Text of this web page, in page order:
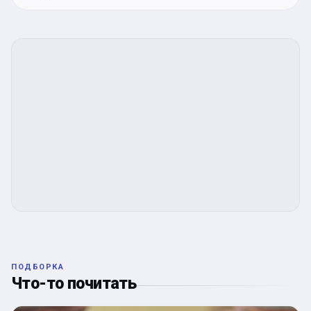
ПОДБОРКА
Что-то почитать